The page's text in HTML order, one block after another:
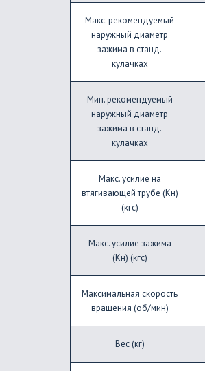
Макс. рекомендуемый
наружный диаметр
зажима в станд.
кулачках
Мин. рекомендуемый
наружный диаметр
зажима в станд.
кулачках
Макс. усилие на
втягивающей трубе (Кн)
(кгс)
Макс. усилие зажима
(Кн) (кгс)
Максимальная скорость
вращения (об/мин)
Вес (кг)